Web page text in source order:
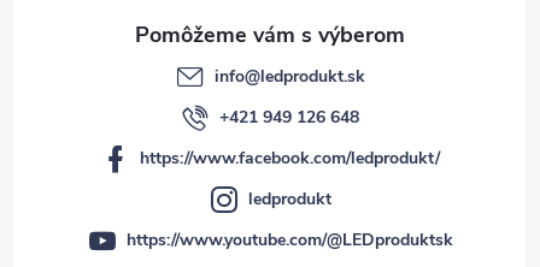
info@ledprodukt.sk
+421 949 126 648
https://www.facebook.com/ledprodukt/
ledprodukt
https://www.youtube.com/@LEDproduktsk